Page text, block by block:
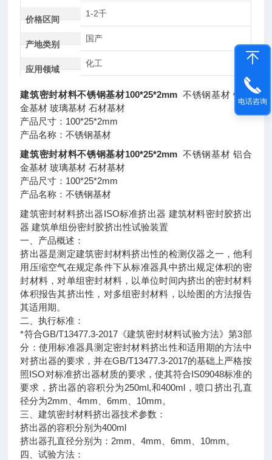
价格区间
1-2千
产地类别
国产
应用领域
化工
建筑密封材料不锈钢基材100*25*2mm不锈钢基材 铝合
金基材 玻璃基材 石材基材
产品尺寸：100*25*2mm
产品名称：不锈钢基材
建筑密封材料不锈钢基材100*25*2mm不锈钢基材 铝合
金基材 玻璃基材 石材基材
产品尺寸：100*25*2mm
产品名称：不锈钢基材
建筑密封材料挤出器ISO标准挤出器 建筑材料密封胶挤出
器 建筑单组份密封胶挤出性试验装置
一、产品概述：
挤出器是测定建筑密封材料挤出性的检测仪器之一，他利
用压缩空气在规定条件下从标准器具中挤出规定体积的密
封材料，对单组密封材料，以单位时间内挤出的密封材料
体积报告其挤出性，对多组密封材料，以绘图的方法报告
其适用期。
二、执行标准：
*符合GB/T13477.3-2017《建筑密封材料试验方法》第3部
分：使用标准器具测定密封材料挤出性和适用期的方法中
对挤出器的要求，并在GB/T13477.3-2017的基础上严格按
照ISO对标准挤出器材质的要求，使其符合IS09048标准的
要求，挤出器的容积分为250ml,和400ml，喷口挤出孔直
径分为2mm、4mm、6mm、10mm。
三、建筑密封材料挤出器技术参数：
挤出器的容积分别为400ml
挤出器孔直径分别为：2mm、4mm、6mm、10mm。
四、试验方法：
电话咨询